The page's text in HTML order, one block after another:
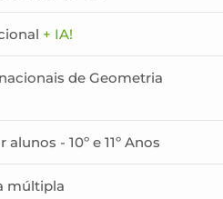
+ IA!
de Geometria
- 10º e 11º Anos
múltipla